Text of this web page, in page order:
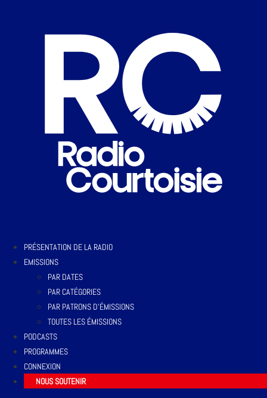
PRÉSENTATION DE LA RADIO
EMISSIONS
PAR DATES
PAR CATÉGORIES
PAR PATRONS D’ÉMISSIONS
TOUTES LES ÉMISSIONS
PODCASTS
PROGRAMMES
CONNEXION
NOUS SOUTENIR